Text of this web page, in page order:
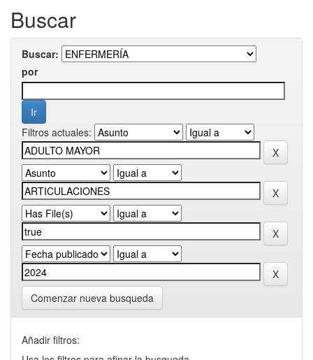
Buscar
Buscar:
por
Filtros actuales:
Comenzar nueva busqueda
Añadir filtros: